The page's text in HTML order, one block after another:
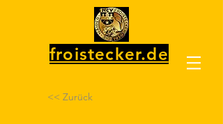
froistecker.de
<< Zurück